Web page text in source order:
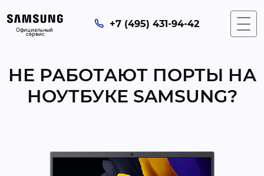
Официальный
сервис
+7 (495) 431-94-42
НЕ РАБОТАЮТ ПОРТЫ НА
НОУТБУКЕ SAMSUNG?